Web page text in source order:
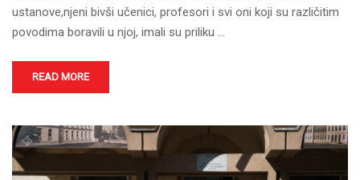
ustanove,njeni bivši učenici, profesori i svi oni koji su različitim
povodima boravili u njoj, imali su priliku …
READ MORE